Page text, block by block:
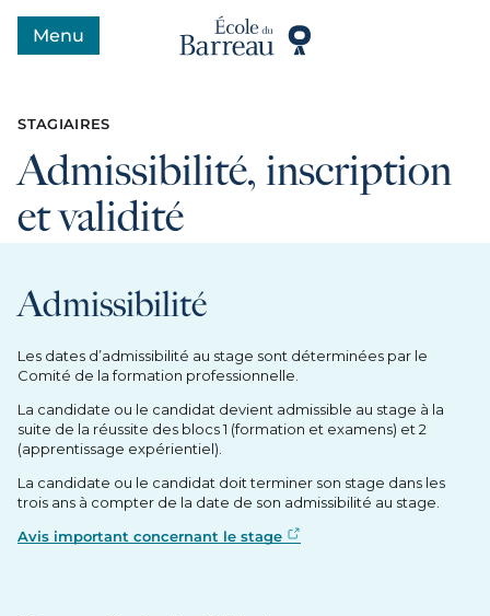
MenuOuvrir le menu
STAGIAIRES
Admissibilité, inscription
et validité
Admissibilité
Les dates d’admissibilité au stage sont déterminées par le
Comité de la formation professionnelle.
La candidate ou le candidat devient admissible au stage à la
suite de la réussite des blocs 1 (formation et examens) et 2
(apprentissage expérientiel).
La candidate ou le candidat doit terminer son stage dans les
trois ans à compter de la date de son admissibilité au stage.
Avis important concernant le stage